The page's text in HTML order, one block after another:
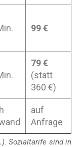
99 €
79 €
(statt
360 €)
auf
Anfrage
). Sozialtarife sind in